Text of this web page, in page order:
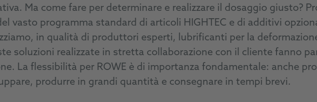
Ma come fare per determinare e realizzare il dosaggio giusto?
vasto programma standard di articoli HIGHTEC e di additivi
in qualità di produttori esperti, lubrificanti per la
soluzioni realizzate in stretta collaborazione con il cliente fanno
La flessibilità per ROWE è di importanza fondamentale: anche
produrre in grandi quantità e consegnare in tempi brevi.